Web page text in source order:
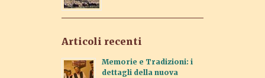
Articoli recenti
Memorie e Tradizioni: i
dettagli della nuova